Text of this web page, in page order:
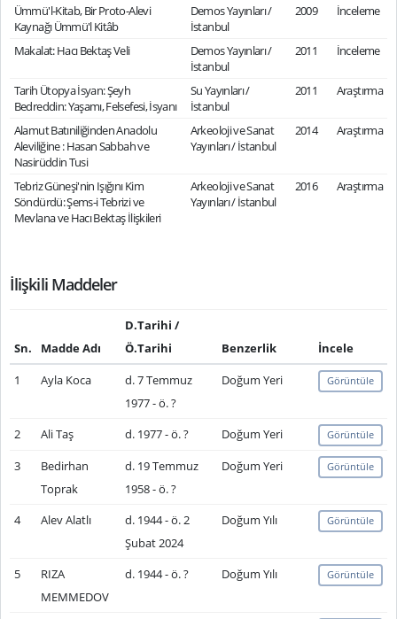
Ümmü'l-Kitab, Bir Proto-Alevi
Kaynağı Ümmü'l Kitâb
Demos Yayınları /
İstanbul
2009 İnceleme
Makalat: Hacı Bektaş Veli
Demos Yayınları /
İstanbul
2011 İnceleme
Tarih Ütopya İsyan: Şeyh
Bedreddin: Yaşamı, Felsefesi, İsyanı
Su Yayınları /
İstanbul
2011 Araştırma
Alamut Batıniliğinden Anadolu
Aleviliğine : Hasan Sabbah ve
Nasirüddin Tusi
Arkeoloji ve Sanat
Yayınları / İstanbul
2014 Araştırma
Tebriz Güneşi'nin Işığını Kim
Söndürdü: Şems-i Tebrizi ve
Mevlana ve Hacı Bektaş İlişkileri
Arkeoloji ve Sanat
Yayınları / İstanbul
2016 Araştırma
İlişkili Maddeler
Sn. Madde Adı
D.Tarihi /
Ö.Tarihi
Benzerlik
İncele
1
Ayla Koca
d. 7 Temmuz
1977 - ö. ?
Doğum Yeri Görüntüle
2 Ali Taş d. 1977 - ö. ? Doğum Yeri Görüntüle
3
Bedirhan
Toprak
d. 19 Temmuz
1958 - ö. ?
Doğum Yeri Görüntüle
4 Alev Alatlı
d. 1944 - ö. 2
Şubat 2024
Doğum Yılı Görüntüle
5
RIZA
MEMMEDOV
d. 1944 - ö. ? Doğum Yılı Görüntüle